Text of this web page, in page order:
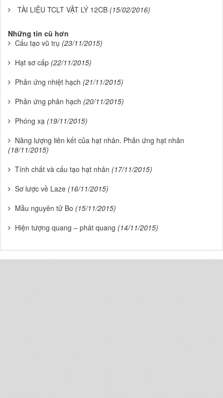
TÀI LIỆU TCLT VẬT LÝ 12CB (15/02/2016)
Những tin cũ hơn
Cấu tạo vũ trụ (23/11/2015)
Hạt sơ cấp (22/11/2015)
Phản ứng nhiệt hạch (21/11/2015)
Phản ứng phân hạch (20/11/2015)
Phóng xạ (19/11/2015)
Năng lượng liên kết của hạt nhân. Phản ứng hạt nhân
(18/11/2015)
Tính chất và cấu tạo hạt nhân (17/11/2015)
Sơ lược về Laze (16/11/2015)
Mẫu nguyên tử Bo (15/11/2015)
Hiện tượng quang – phát quang (14/11/2015)